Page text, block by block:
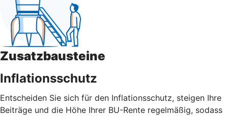
Zusatzbausteine
Inflationsschutz
Entscheiden Sie sich für den Inflationsschutz, steigen Ihre
Beiträge und die Höhe Ihrer BU-Rente regelmäßig, sodass